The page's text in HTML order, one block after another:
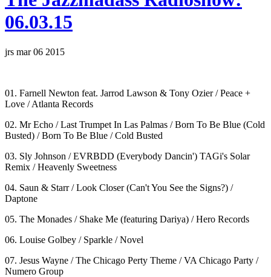
06.03.15
jrs mar 06 2015
01. Farnell Newton feat. Jarrod Lawson & Tony Ozier / Peace +
Love / Atlanta Records
02. Mr Echo / Last Trumpet In Las Palmas / Born To Be Blue (Cold
Busted) / Born To Be Blue / Cold Busted
03. Sly Johnson / EVRBDD (Everybody Dancin') TAGi's Solar
Remix / Heavenly Sweetness
04. Saun & Starr / Look Closer (Can't You See the Signs?) /
Daptone
05. The Monades / Shake Me (featuring Dariya) / Hero Records
06. Louise Golbey / Sparkle / Novel
07. Jesus Wayne / The Chicago Perty Theme / VA Chicago Party /
Numero Group